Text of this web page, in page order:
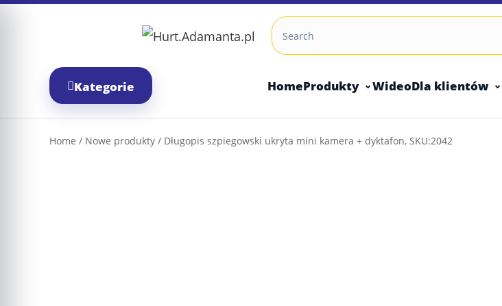
Skip
Kategorie HomeProdukty WideoDla klientów
Home / Nowe produkty / Długopis szpiegowski ukryta mini kamera + dyktafon, SKU:2042